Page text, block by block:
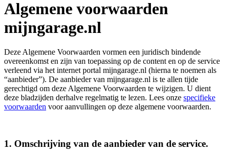
Algemene voorwaarden
mijngarage.nl
Deze Algemene Voorwaarden vormen een juridisch bindende
overeenkomst en zijn van toepassing op de content en op de service
verleend via het internet portal mijngarage.nl (hierna te noemen als
“aanbieder”). De aanbieder van mijngarage.nl is te allen tijde
gerechtigd om deze Algemene Voorwaarden te wijzigen. U dient
deze bladzijden derhalve regelmatig te lezen. Lees onze specifieke
voorwaarden voor aanvullingen op deze algemene voorwaarden.
1. Omschrijving van de aanbieder van de service.